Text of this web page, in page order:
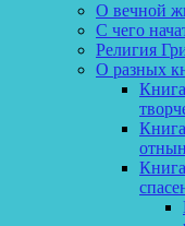
О вечной
С чего
Религия
О разных